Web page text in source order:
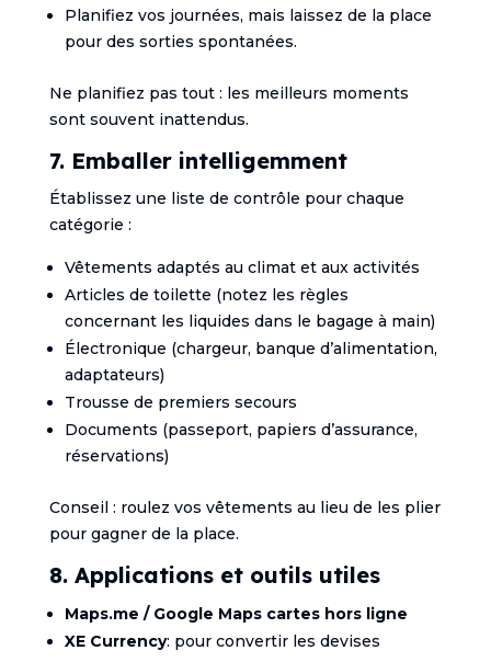
Planifiez vos journées, mais laissez de la place
pour des sorties spontanées.
Ne planifiez pas tout : les meilleurs moments
sont souvent inattendus.
7. Emballer intelligemment
Établissez une liste de contrôle pour chaque
catégorie :
Vêtements adaptés au climat et aux activités
Articles de toilette (notez les règles
concernant les liquides dans le bagage à main)
Électronique (chargeur, banque d’alimentation,
adaptateurs)
Trousse de premiers secours
Documents (passeport, papiers d’assurance,
réservations)
Conseil : roulez vos vêtements au lieu de les plier
pour gagner de la place.
8. Applications et outils utiles
Maps.me / Google Maps cartes hors ligne
XE Currency: pour convertir les devises